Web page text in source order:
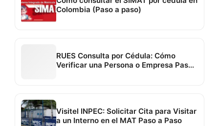
Colombia (Paso a paso)
RUES Consulta por Cédula: Cómo
Verificar una Persona o Empresa Paso
Visitel INPEC: Solicitar Cita para Visitar
a un Interno en el MAT Paso a Paso